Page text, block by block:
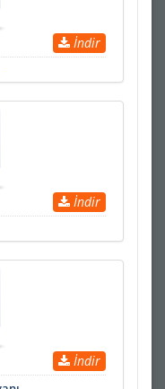
İndir
İndir
İndir